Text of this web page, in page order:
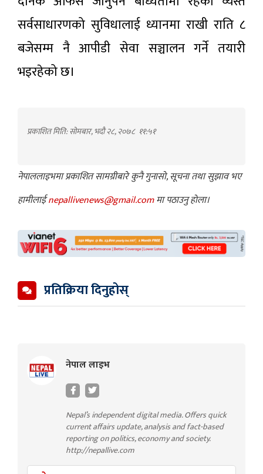
सर्वसाधारणको सुविधालाई ध्यानमा राखी राति ८
बजेसम्म नै आपीडी सेवा सञ्चालन गर्ने तयारी
भइरहेको छ।
प्रकाशित मिति: सोमबार, भदौ २८, २०७८ ११:५१
नेपाललाइभमा प्रकाशित सामग्रीबारे कुनै गुनासो, सूचना तथा सुझाव भए
हामीलाईnepallivenews@gmail.comमा पठाउनु होला।
प्रतिक्रिया दिनुहोस्
नेपाल लाइभ
Nepal’s independent digital media. Offers quick
current affairs update, analysis and fact-based
reporting on politics, economy and society.
http://nepallive.com